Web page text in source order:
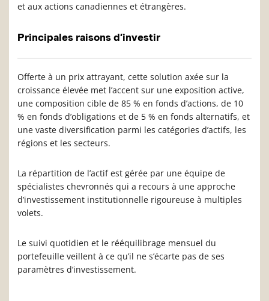
et aux actions canadiennes et étrangères.
Principales raisons d’investir
Offerte à un prix attrayant, cette solution axée sur la
croissance élevée met l’accent sur une exposition active,
une composition cible de 85 % en fonds d’actions, de 10
% en fonds d’obligations et de 5 % en fonds alternatifs, et
une vaste diversification parmi les catégories d’actifs, les
régions et les secteurs.
La répartition de l’actif est gérée par une équipe de
spécialistes chevronnés qui a recours à une approche
d’investissement institutionnelle rigoureuse à multiples
volets.
Le suivi quotidien et le rééquilibrage mensuel du
portefeuille veillent à ce qu’il ne s’écarte pas de ses
paramètres d’investissement.